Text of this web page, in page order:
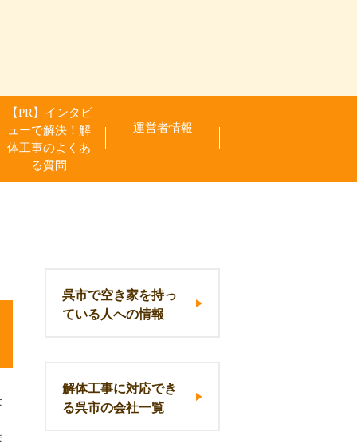
【PR】インタビ
ューで解決！解
体工事のよくあ
る質問
運営者情報
呉市で空き家を持っ
ている人への情報
解体工事に対応でき
る呉市の会社一覧